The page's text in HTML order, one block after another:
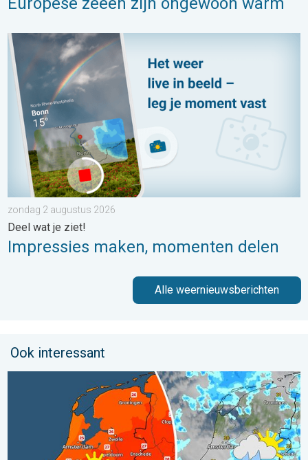
Impressies maken, momenten delen. Deel wat je ziet!. . .
zondag 2 augustus 2026
Deel wat je ziet!
Impressies maken, momenten delen
Alle weernieuwsberichten
Ook interessant
Zomerse zaterdag, buiige zondag. Weekendweer. . . vrijdag